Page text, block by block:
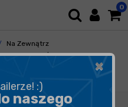
0
Na Zewnątrz
Cleanery | Pre-Wax
×
:)
naszego